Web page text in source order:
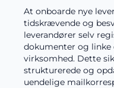
At onboarde nye
tidskrævende og
leverandører selv
dokumenter og
virksomhed. Dette
strukturerede og
uendelige